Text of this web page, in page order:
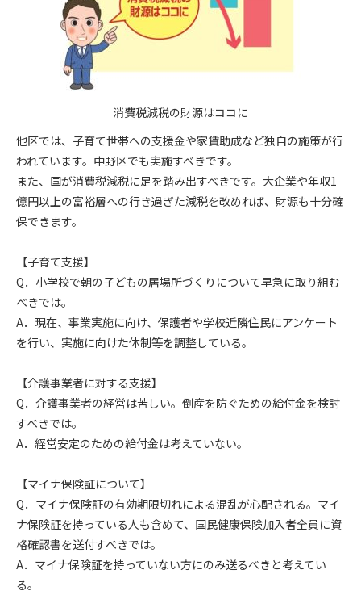
消費税減税の財源はココに
他区では、子育て世帯への支援金や家賃助成など独自の施策が行
われています。中野区でも実施すべきです。
また、国が消費税減税に足を踏み出すべきです。大企業や年収1
億円以上の富裕層への行き過ぎた減税を改めれば、財源も十分確
保できます。
【子育て支援】
Q．小学校で朝の子どもの居場所づくりについて早急に取り組む
べきでは。
A．現在、事業実施に向け、保護者や学校近隣住民にアンケート
を行い、実施に向けた体制等を調整している。
【介護事業者に対する支援】
Q．介護事業者の経営は苦しい。倒産を防ぐための給付金を検討
すべきでは。
A．経営安定のための給付金は考えていない。
【マイナ保険証について】
Q．マイナ保険証の有効期限切れによる混乱が心配される。マイ
ナ保険証を持っている人も含めて、国民健康保険加入者全員に資
格確認書を送付すべきでは。
A．マイナ保険証を持っていない方にのみ送るべきと考えてい
る。